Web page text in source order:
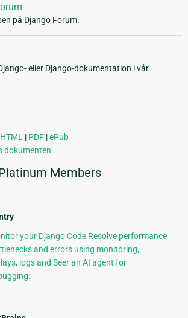
på Django Forum.
eller Django-dokumentation i vår
HTML | PDF |ePub
dokumenten .
Members
your Django Code Resolve performance
and errors using monitoring,
logs and Seer an AI agent for